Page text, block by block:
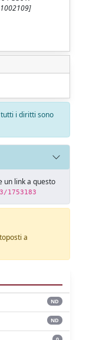
i diritti sono
un link a questo
a
ND
ND